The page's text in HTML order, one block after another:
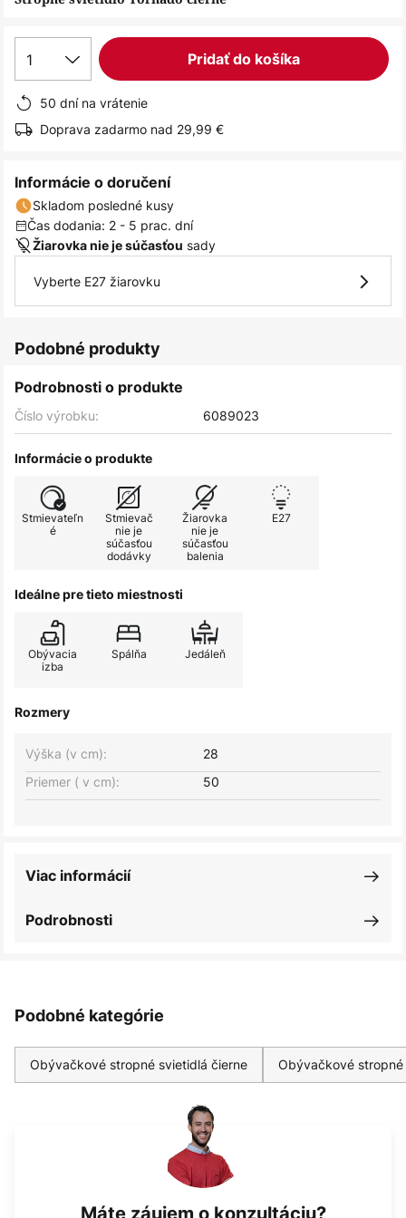
1 Pridať do košíka
50 dní na vrátenie
Doprava zadarmo nad 29,99 €
Informácie o doručení
Skladom posledné kusy
Čas dodania: 2 - 5 prac. dní
Žiarovka nie je súčasťou sady
Vyberte E27 žiarovku
Podobné produkty
Podrobnosti o produkte
Číslo výrobku: 6089023
Informácie o produkte
Stmievateľn
é
Stmievač
nie je
súčasťou
dodávky
Žiarovka
nie je
súčasťou
balenia
E27
Ideálne pre tieto miestnosti
Obývacia
izba
Spálňa Jedáleň
Rozmery
Výška (v cm):
28
Priemer ( v cm):
50
Podrobnosti
Viac informácií
Podobné kategórie
Obývačkové stropné svietidlá čierne Obývačkové
Máte záujem o konzultáciu?